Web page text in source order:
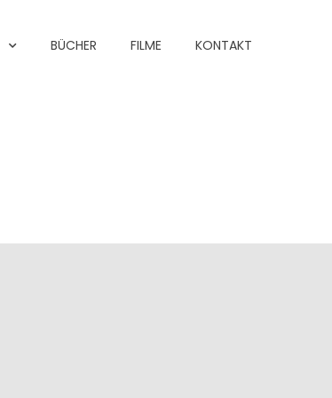
BÜCHER FILME KONTAKT